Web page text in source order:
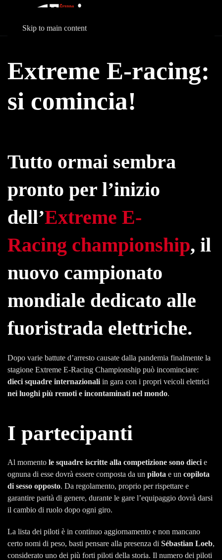
Skip to main content
Extreme E-racing:
si comincia!
Tutto ormai sembra
pronto per l’inizio
dell’Extreme E-
Racing championship, il
nuovo campionato
mondiale dedicato alle
fuoristrada elettriche.
Dopo varie battute d’arresto causate dalla pandemia finalmente la
stagione Extreme E-Racing Championship può incominciare:
dieci squadre internazionali in gara con i propri veicoli elettrici
nei luoghi più remoti e incontaminati nel mondo.
I partecipanti
Al momento le squadre iscritte alla competizione sono dieci e
ognuna di esse dovrà essere composta da un pilota e un copilota
di sesso opposto. Da regolamento, proprio per rispettare e
garantire parità di genere, durante le gare l’equipaggio dovrà darsi
il cambio di ruolo dopo ogni giro.
La lista dei piloti è in continuo aggiornamento e non mancano
certo nomi di peso, basti pensare alla presenza di Sébastian Loeb,
considerato uno dei più forti piloti della storia. Il numero dei piloti